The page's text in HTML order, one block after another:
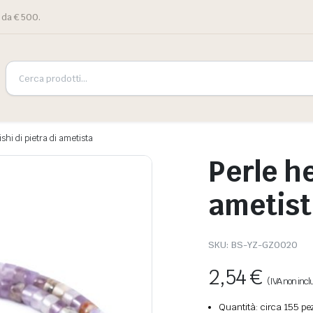
€ 500.
di pietra di ametista
Perle
SKU: BS-YZ-GZ0020
2,54€ (IVA non
Quantità: circa 155